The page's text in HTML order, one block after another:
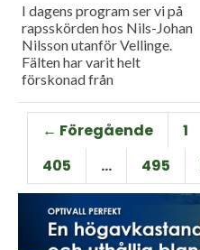
I dagens program ser vi på
rapsskörden hos Nils-Johan
Nilsson utanför Vellinge.
Fälten har varit helt
förskonad från
på rot ser ut bli fin
skördemässigt. Det skall...
← Föregående 1
405
… 495